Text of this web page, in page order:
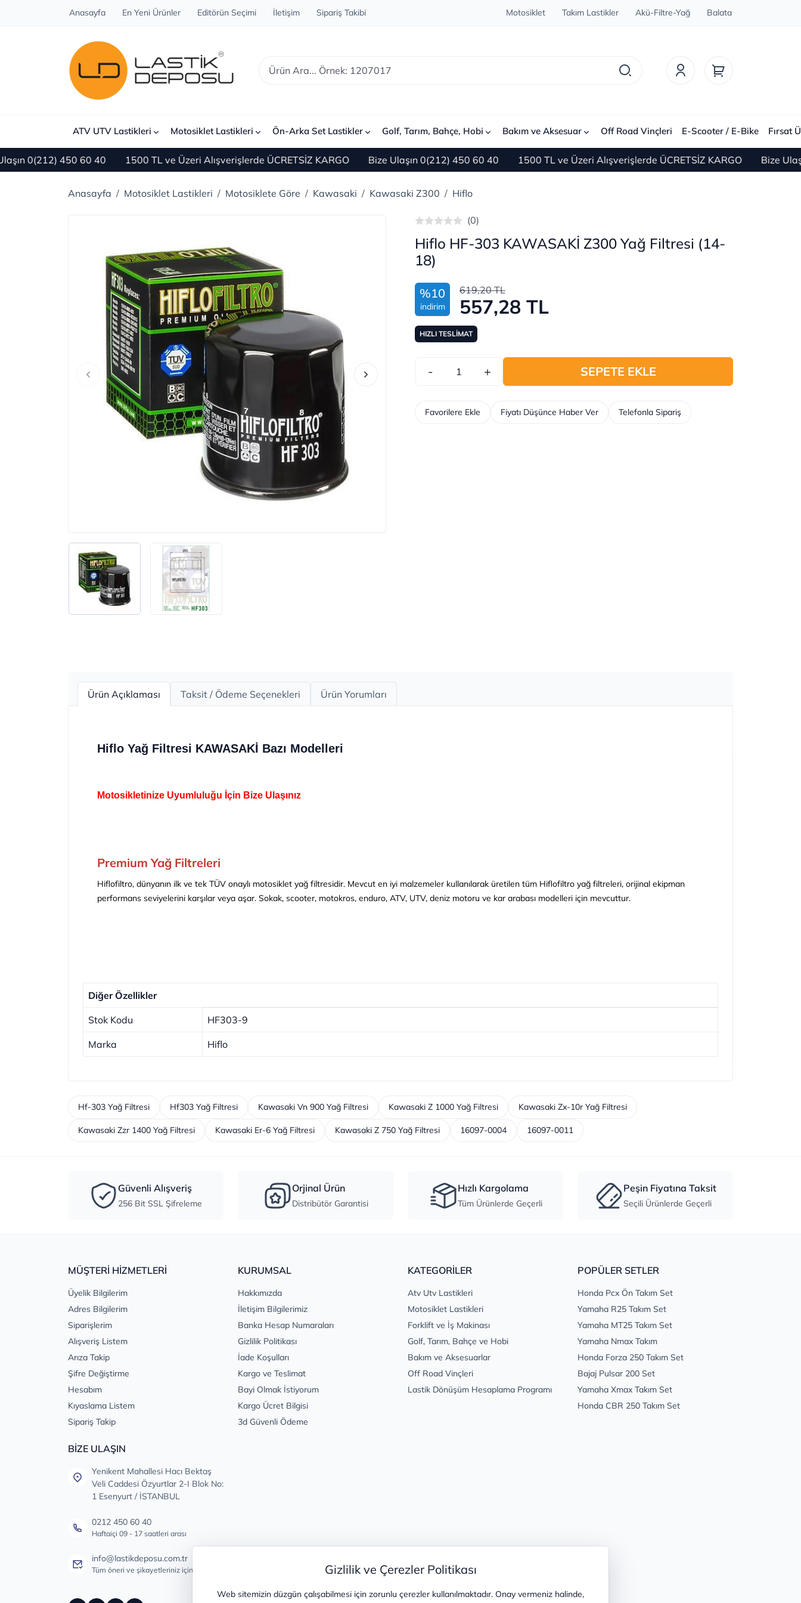
Anasayfa En Yeni Ürünler Editörün Seçimi İletişim Sipariş Takibi Motosiklet Takım Lastikler Akü-Filtre-Yağ Balata
ATV UTV Lastikleri Motosiklet Lastikleri Ön-Arka Set Lastikler Golf, Tarım, Bahçe, Hobi Bakım ve Aksesuar Off Road Vinçleri E-Scooter / E-Bike Fırsat
0(212) 450 60 40 1500 TL ve Üzeri Alışverişlerde ÜCRETSİZ KARGO Bize Ulaşın 0(212) 450 60 40 1500 TL ve Üzeri Alışverişlerde ÜCRETSİZ KARGO Bize Ulaşın
Gizlilik ve Çerezler Politikası
Web sitemizin düzgün çalışabilmesi için zorunlu çerezler kullanılmaktadır. Onay vermeniz halinde,
Anasayfa Motosiklet Lastikleri Motosiklete Göre Kawasaki Kawasaki Z300 Hiflo
(0)
Hiflo HF-303 KAWASAKİ Z300 Yağ Filtresi (14-
18)
%10
indirim
619,20 TL
557,28 TL
HIZLI TESLİMAT
- + SEPETE EKLE
Telefonla Sipariş
Favorilere Ekle Fiyatı Düşünce Haber Ver
Ürün Açıklaması Taksit / Ödeme Seçenekleri Ürün Yorumları
Hiflo Yağ Filtresi KAWASAKİ Bazı Modelleri
Motosikletinize Uyumluluğu İçin Bize Ulaşınız
Premium Yağ Filtreleri
Hiflofiltro, dünyanın ilk ve tek TÜV onaylı motosiklet yağ filtresidir. Mevcut en iyi malzemeler kullanılarak üretilen tüm Hiflofiltro yağ filtreleri, orijinal ekipman
performans seviyelerini karşılar veya aşar. Sokak, scooter, motokros, enduro, ATV, UTV, deniz motoru ve kar arabası modelleri için mevcuttur.
Diğer Özellikler
Stok Kodu HF303-9
Marka Hiflo
Hf-303 Yağ Filtresi Hf303 Yağ Filtresi Kawasaki Vn 900 Yağ Filtresi Kawasaki Z 1000 Yağ Filtresi Kawasaki Zx-10r Yağ Filtresi
Kawasaki Zzr 1400 Yağ Filtresi Kawasaki Er-6 Yağ Filtresi Kawasaki Z 750 Yağ Filtresi 16097-0004 16097-0011
Güvenli Alışveriş
256 Bit SSL Şifreleme
Orjinal Ürün
Distribütör Garantisi
Hızlı Kargolama
Tüm Ürünlerde Geçerli
Peşin Fiyatına Taksit
Seçili Ürünlerde Geçerli
MÜŞTERİ HİZMETLERİ
Üyelik Bilgilerim
Adres Bilgilerim
Siparişlerim
Alışveriş Listem
Arıza Takip
Şifre Değiştirme
Hesabım
Kıyaslama Listem
Sipariş Takip
KURUMSAL
Hakkımızda
İletişim Bilgilerimiz
Banka Hesap Numaraları
Gizlilik Politikası
İade Koşulları
Kargo ve Teslimat
Bayi Olmak İstiyorum
Kargo Ücret Bilgisi
3d Güvenli Ödeme
KATEGORİLER
Atv Utv Lastikleri
Motosiklet Lastikleri
Forklift ve İş Makinası
Golf, Tarım, Bahçe ve Hobi
Bakım ve Aksesuarlar
Off Road Vinçleri
Lastik Dönüşüm Hesaplama Programı
POPÜLER SETLER
Honda Pcx Ön Takım Set
Yamaha R25 Takım Set
Yamaha MT25 Takım Set
Yamaha Nmax Takım
Honda Forza 250 Takım Set
Bajaj Pulsar 200 Set
Yamaha Xmax Takım Set
Honda CBR 250 Takım Set
BİZE ULAŞIN
Yenikent Mahallesi Hacı Bektaş
Veli Caddesi Özyurtlar 2-I Blok No:
1 Esenyurt / İSTANBUL
0212 450 60 40
Haftaiçi 09 - 17 saatleri arası
info@lastikdeposu.com.tr
Tüm öneri ve şikayetleriniz için